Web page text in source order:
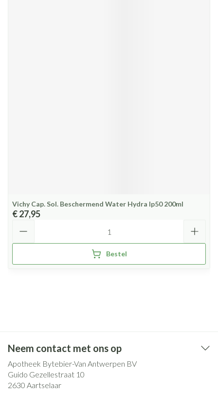
Vichy Cap. Sol. Beschermend Water Hydra Ip50 200ml
€ 27,95
Bestel
Neem contact met ons op
Apotheek Bytebier-Van Antwerpen BV
Guido Gezellestraat 10
2630 Aartselaar